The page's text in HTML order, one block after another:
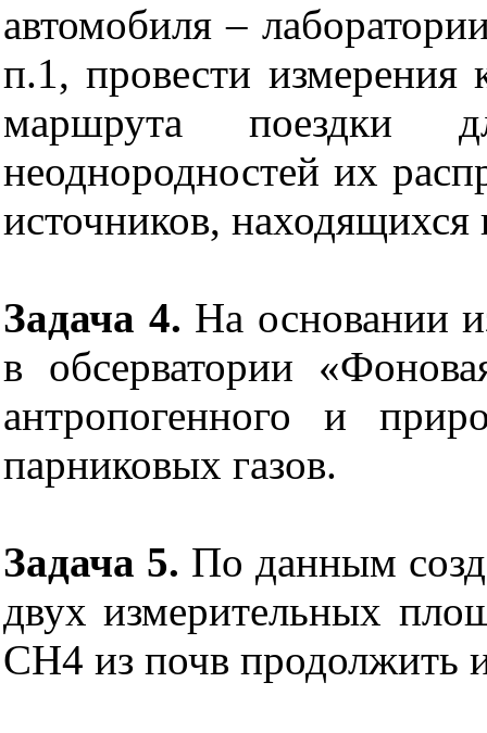
автомобиля –
п.1, провести измерения
маршрута поездки
неоднородностей их
источников,
Задача 4. На основании
в обсерватории
антропогенного и
парниковых газов.
Задача 5. По данным
двух измерительных
СН4 из почв продолжить